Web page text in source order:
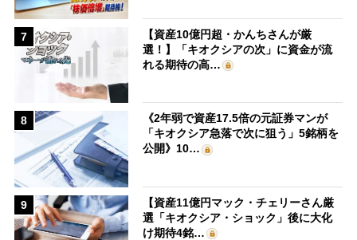
7
【資産10億円超・かんちさんが厳
選！】「キオクシアの次」に資金が流
れる期待の高…
8
《2年弱で資産17.5倍の元証券マンが
「キオクシア急落で次に狙う」5銘柄を
公開》10…
9
【資産11億円マック・チェリーさん厳
選「キオクシア・ショック」後に大化
け期待4銘…